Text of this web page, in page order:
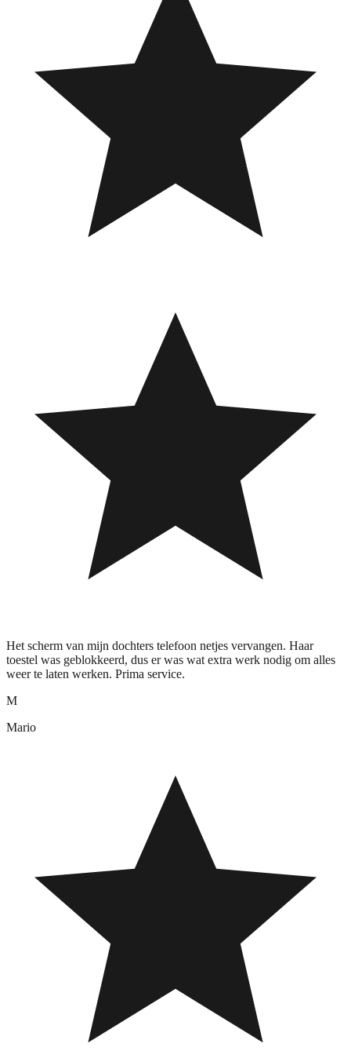
Het scherm van mijn dochters telefoon netjes vervangen. Haar
toestel was geblokkeerd, dus er was wat extra werk nodig om alles
weer te laten werken. Prima service.
M
Mario